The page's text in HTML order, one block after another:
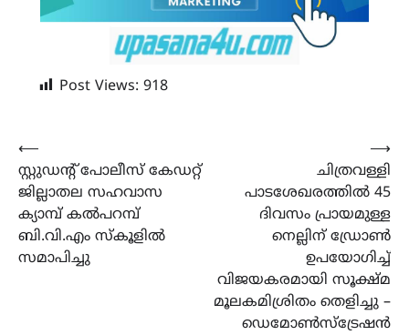
Post Views: 918
Post
navigation
⟵
സ്റ്റുഡന്റ് പോലീസ് കേഡറ്റ്
ജില്ലാതല സഹവാസ
ക്യാമ്പ് കൽപറമ്പ്
ബി.വി.എം സ്കൂളിൽ
സമാപിച്ചു
ചിത്രവള്ളി
പാടശേഖരത്തിൽ 45
ദിവസം പ്രായമുള്ള
നെല്ലിന് ഡ്രോൺ
ഉപയോഗിച്ച്
വിജയകരമായി സൂക്ഷ്മ
മൂലകമിശ്രിതം തെളിച്ചു –
ഡെമോൺസ്ട്രേഷൻ
⟶